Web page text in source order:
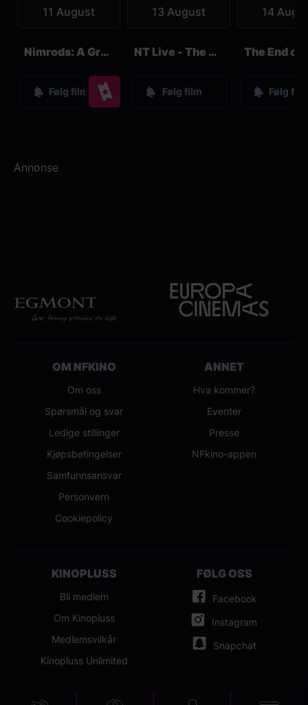
11 August
Nimrods: A Green Day Comedy
Følg film
Kjøp
13 August
NT Live - The Audience
Følg film
14
Følg film
Annonse
OM NFKINO
Om oss
Spørsmål og svar
Ledige stillinger
Kjøpsbetingelser
Samfunnsansvar
Personvern
Cookiepolicy
ANNET
Hva kommer?
Eventer
Presse
NFkino-appen
KINOPLUSS
Bli medlem
Om Kinopluss
Medlemsvilkår
Kinopluss Unlimited
FØLG OSS
Facebook
Instagram
Snapchat